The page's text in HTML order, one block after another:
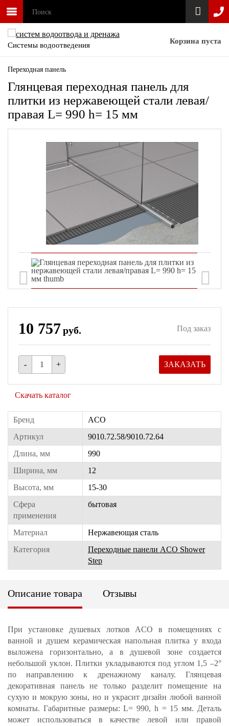
Системы водоотведения Корзина пуста
Переходная панель
Глянцевая переходная панель для
плитки из нержавеющей стали левая/
правая L= 990 h= 15 мм
Бренд
ACO
Артикул
9010.72.58/9010.72.64
Длина, мм
990
Ширина, мм
12
Высота, мм
15-30
Сфера
применения
бытовая
Материал
Нержавеющая сталь
Категория
Переходные панели ACO Shower
Step
10 757руб. Под заказ
- + ЗАКАЗАТЬ
Скачать каталог
Описание товара Отзывы
При установке душевых лотков ACO в помещениях с
ванной и душем керамическая напольная плитка у входа
выложена горизонтально, а в душевой зоне создается
небольшой уклон. Плитки укладываются под углом 1,5 –2°
по направлению к дренажному каналу. Глянцевая
декоративная панель не только разделит помещение на
сухую и мокрую зоны, но и украсит дизайн любой ванной
комнаты. Габаритные размеры: L= 990, h = 15 мм. Деталь
может использоваться в качестве левой или правой